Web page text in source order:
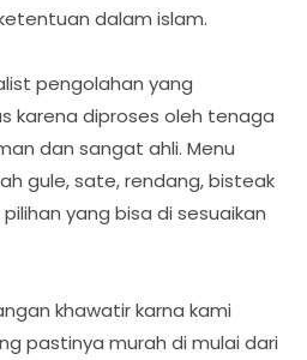
dalam islam.
pengolahan yang
karena diproses oleh tenaga
dan sangat ahli. Menu
gule, sate, rendang, bisteak
yang bisa di sesuaikan
khawatir karna kami
pastinya murah di mulai dari